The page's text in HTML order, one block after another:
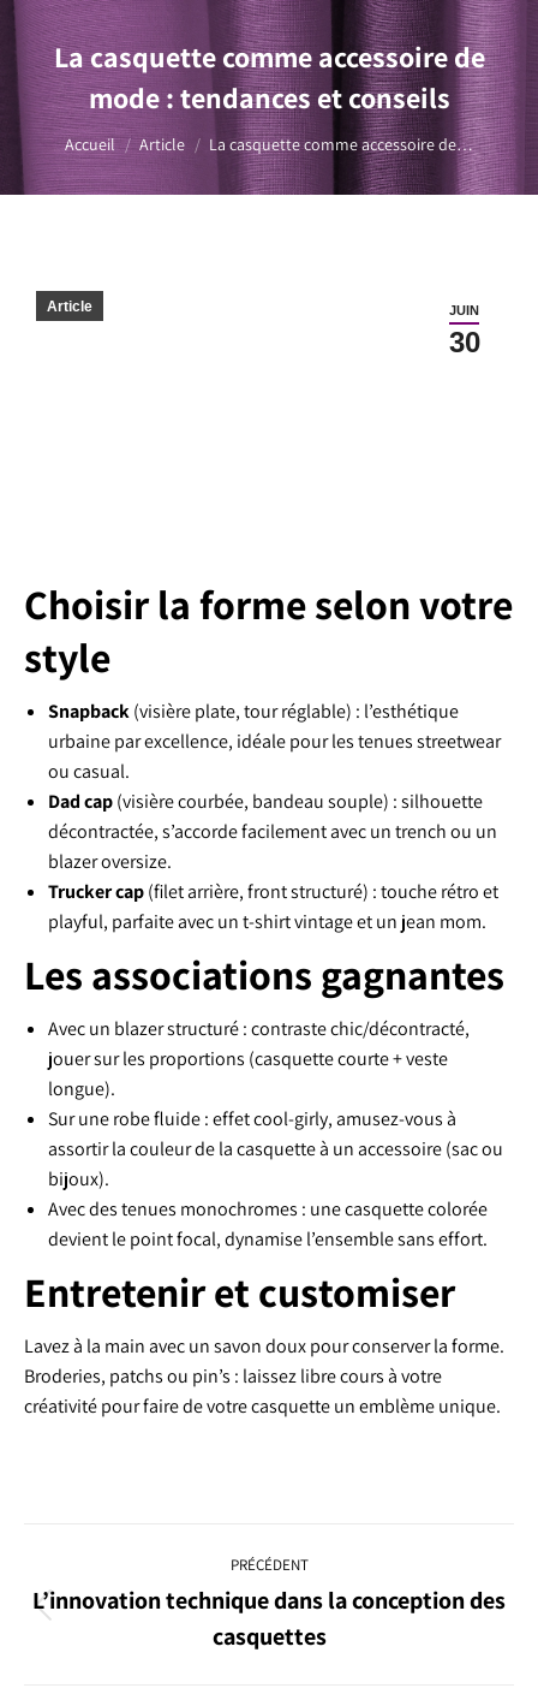
La casquette comme accessoire de
mode : tendances et conseils
Vous êtes ici :
Accueil Article La casquette comme accessoire de…
JUIN
30
Article
Choisir la forme selon votre
style
Snapback(visière plate, tour réglable) : l’esthétique
urbaine par excellence, idéale pour les tenues streetwear
ou casual.
Dad cap(visière courbée, bandeau souple) : silhouette
décontractée, s’accorde facilement avec un trench ou un
blazer oversize.
Trucker cap(filet arrière, front structuré) : touche rétro et
playful, parfaite avec un t-shirt vintage et un jean mom.
Les associations gagnantes
Avec un blazer structuré : contraste chic/décontracté,
jouer sur les proportions (casquette courte + veste
longue).
Sur une robe fluide : effet cool-girly, amusez-vous à
assortir la couleur de la casquette à un accessoire (sac ou
bijoux).
Avec des tenues monochromes : une casquette colorée
devient le point focal, dynamise l’ensemble sans effort.
Entretenir et customiser
Lavez à la main avec un savon doux pour conserver la forme.
Broderies, patchs ou pin’s : laissez libre cours à votre
créativité pour faire de votre casquette un emblème unique.
article
PRÉCÉDENT
Article
précédent
L’innovation technique dans la conception des
casquettes